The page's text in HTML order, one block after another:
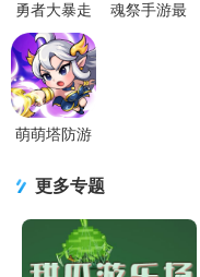
勇者大暴走
游戏最新版
v1.0.0.0 安
卓版
魂祭手游最
萌萌塔防游
新版
更多专题